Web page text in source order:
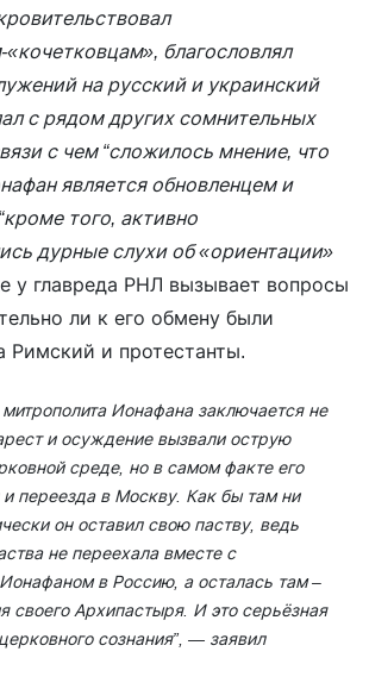
благословлял
на русский и украинский
с рядом других сомнительных
с чем “сложилось мнение, что
является обновленцем и
того, активно
дурные слухи об «ориентации»
у главреда РНЛ вызывает вопросы
ли к его обмену были
Римский и протестанты.
Ионафана заключается не
и осуждение вызвали острую
среде, но в самом факте его
переезда в Москву. Как бы там ни
он оставил свою паству, ведь
не переехала вместе с
в Россию, а осталась там –
своего Архипастыря. И это серьёзная
сознания”, — заявил